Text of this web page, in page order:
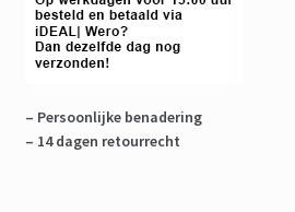
– Persoonlijke benadering
– 14 dagen retourrecht